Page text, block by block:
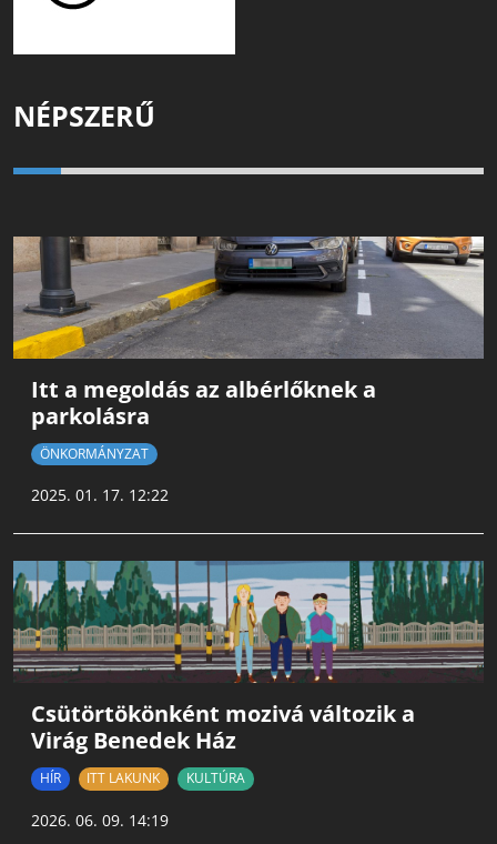
NÉPSZERŰ
Itt a megoldás az albérlőknek a
parkolásra
ÖNKORMÁNYZAT
2025. 01. 17. 12:22
Csütörtökönként mozivá változik a
Virág Benedek Ház
HÍR ITT LAKUNK KULTÚRA
2026. 06. 09. 14:19